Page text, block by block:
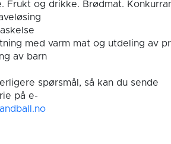
Frukt og drikke. Brødmat.
med varm mat og utdeling av
av barn
spørsmål, så kan du sende
på e-